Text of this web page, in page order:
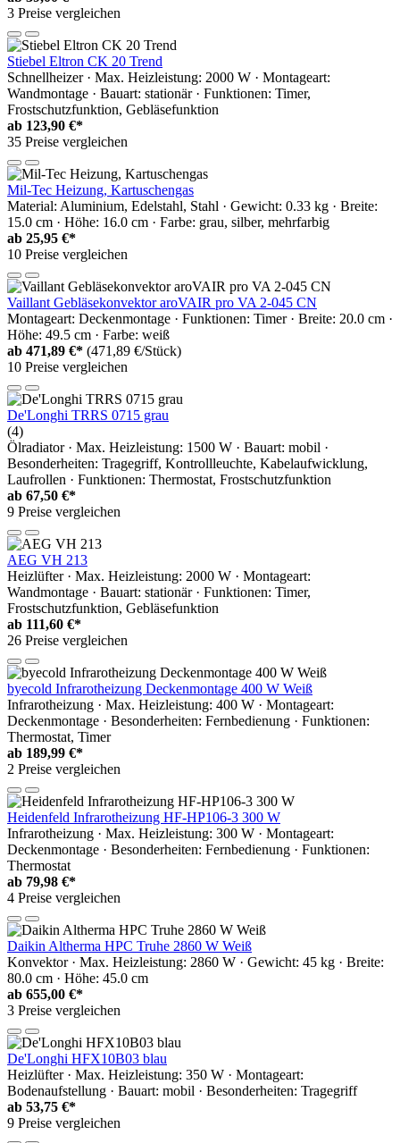
3 Preise vergleichen
Stiebel Eltron CK 20 Trend
Schnellheizer · Max. Heizleistung: 2000 W · Montageart:
Wandmontage · Bauart: stationär · Funktionen: Timer,
Frostschutzfunktion, Gebläsefunktion
ab 123,90 €*
35 Preise vergleichen
Mil-Tec Heizung, Kartuschengas
Material: Aluminium, Edelstahl, Stahl · Gewicht: 0.33 kg · Breite:
15.0 cm · Höhe: 16.0 cm · Farbe: grau, silber, mehrfarbig
ab 25,95 €*
10 Preise vergleichen
Vaillant Gebläsekonvektor aroVAIR pro VA 2-045 CN
Montageart: Deckenmontage · Funktionen: Timer · Breite: 20.0 cm ·
Höhe: 49.5 cm · Farbe: weiß
ab 471,89 €* (471,89 €/Stück)
10 Preise vergleichen
De'Longhi TRRS 0715 grau
(4)
Ölradiator · Max. Heizleistung: 1500 W · Bauart: mobil ·
Besonderheiten: Tragegriff, Kontrollleuchte, Kabelaufwicklung,
Laufrollen · Funktionen: Thermostat, Frostschutzfunktion
ab 67,50 €*
9 Preise vergleichen
AEG VH 213
Heizlüfter · Max. Heizleistung: 2000 W · Montageart:
Wandmontage · Bauart: stationär · Funktionen: Timer,
Frostschutzfunktion, Gebläsefunktion
ab 111,60 €*
26 Preise vergleichen
byecold Infrarotheizung Deckenmontage 400 W Weiß
Infrarotheizung · Max. Heizleistung: 400 W · Montageart:
Deckenmontage · Besonderheiten: Fernbedienung · Funktionen:
Thermostat, Timer
ab 189,99 €*
2 Preise vergleichen
Heidenfeld Infrarotheizung HF-HP106-3 300 W
Infrarotheizung · Max. Heizleistung: 300 W · Montageart:
Deckenmontage · Besonderheiten: Fernbedienung · Funktionen:
Thermostat
ab 79,98 €*
4 Preise vergleichen
Daikin Altherma HPC Truhe 2860 W Weiß
Konvektor · Max. Heizleistung: 2860 W · Gewicht: 45 kg · Breite:
80.0 cm · Höhe: 45.0 cm
ab 655,00 €*
3 Preise vergleichen
De'Longhi HFX10B03 blau
Heizlüfter · Max. Heizleistung: 350 W · Montageart:
Bodenaufstellung · Bauart: mobil · Besonderheiten: Tragegriff
ab 53,75 €*
9 Preise vergleichen